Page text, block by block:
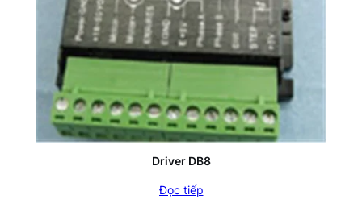
Driver DB8
Đọc tiếp